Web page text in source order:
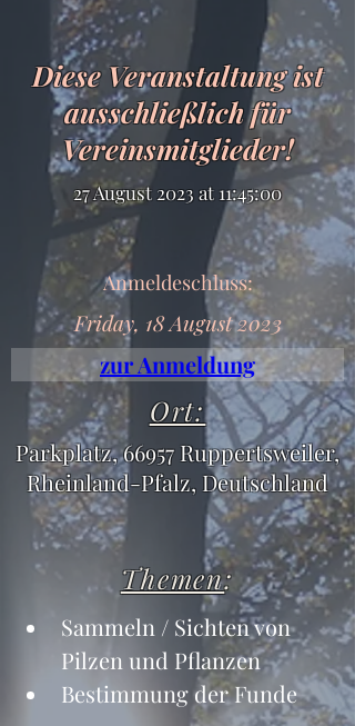
Diese Veranstaltung ist
ausschließlich für
Vereinsmitglieder!
27 August 2023 at 11:45:00
Anmeldeschluss:
Friday, 18 August 2023
zur Anmeldung
Ort:
Parkplatz, 66957 Ruppertsweiler,
Rheinland-Pfalz, Deutschland
Themen:
Sammeln / Sichten von
Pilzen und Pflanzen
Bestimmung der Funde